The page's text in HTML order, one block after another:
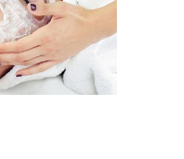
Творожная маска